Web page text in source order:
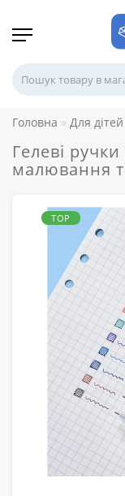
Головна Для дітей
Гелеві
малювання
TOP